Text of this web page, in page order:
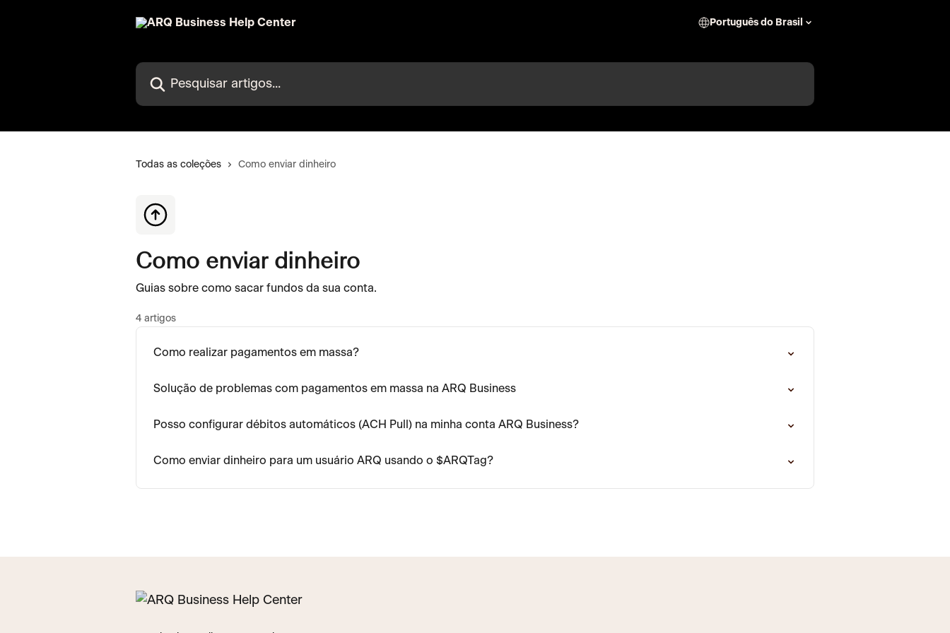
Português do Brasil
Pesquisar artigos...
Todas as coleções Como enviar dinheiro
Como enviar dinheiro
Guias sobre como sacar fundos da sua conta.
4 artigos
Como realizar pagamentos em massa?
Solução de problemas com pagamentos em massa na ARQ Business
Posso configurar débitos automáticos (ACH Pull) na minha conta ARQ Business?
Como enviar dinheiro para um usuário ARQ usando o $ARQTag?